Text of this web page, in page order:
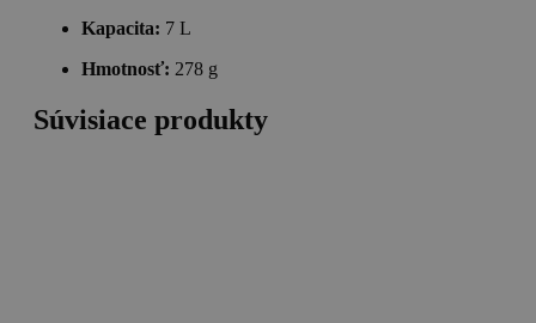
Kapacita: 7 L
Hmotnosť: 278 g
Súvisiace produkty